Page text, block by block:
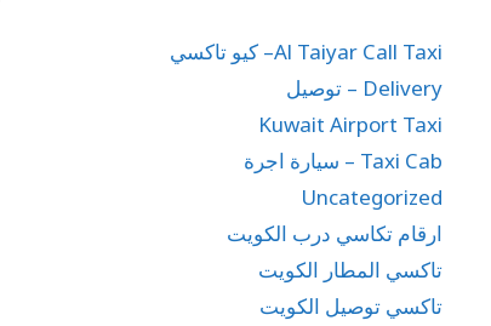
Al Taiyar Call Taxi– كيو تاكسي
Delivery – توصيل
Kuwait Airport Taxi
Taxi Cab – سيارة اجرة
Uncategorized
ارقام تكاسي درب الكويت
تاكسي المطار الكويت
تاكسي توصيل الكويت